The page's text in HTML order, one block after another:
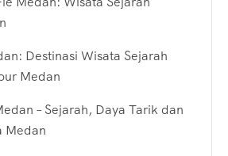
Destinasi Wisata Sejarah
Medan
– Sejarah, Daya Tarik dan
Medan